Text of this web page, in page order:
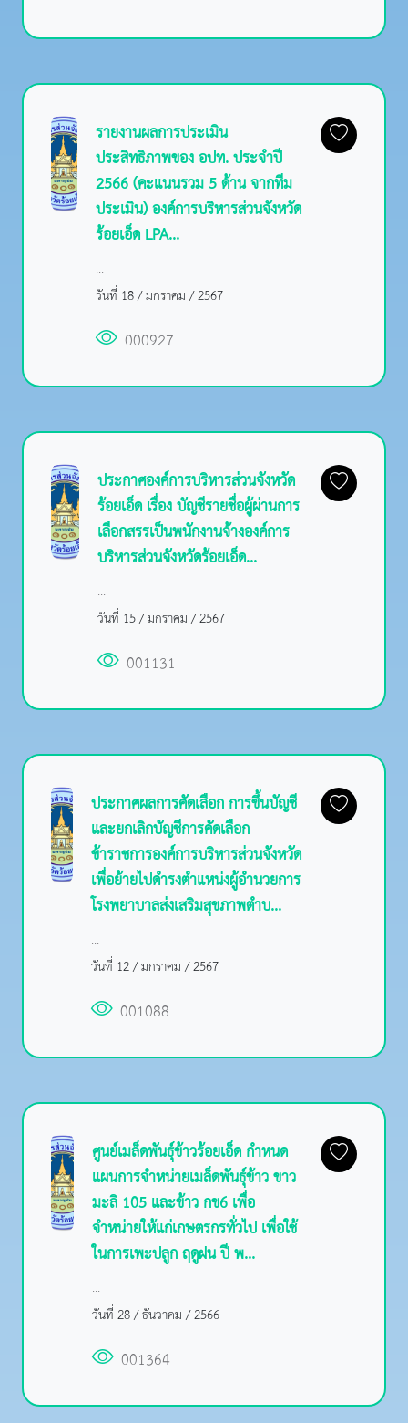
รายงานผลการประเมิน
ประสิทธิภาพของ อปท. ประจำปี
2566 (คะแนนรวม 5 ด้าน จากทีม
ประเมิน) องค์การบริหารส่วนจังหวัด
ร้อยเอ็ด LPA...
...
วันที่ 18 / มกราคม / 2567
000927
ประกาศองค์การบริหารส่วนจังหวัด
ร้อยเอ็ด เรื่อง บัญชีรายชื่อผู้ผ่านการ
เลือกสรรเป็นพนักงานจ้างองค์การ
บริหารส่วนจังหวัดร้อยเอ็ด...
...
วันที่ 15 / มกราคม / 2567
001131
ประกาศผลการคัดเลือก การขึ้นบัญชี
และยกเลิกบัญชีการคัดเลือก
ข้าราชการองค์การบริหารส่วนจังหวัด
เพื่อย้ายไปดำรงตำแหน่งผู้อำนวยการ
โรงพยาบาลส่งเสริมสุขภาพตำบ...
...
วันที่ 12 / มกราคม / 2567
001088
ศูนย์เมล็ดพันธุ์ข้าวร้อยเอ็ด กำหนด
แผนการจำหน่ายเมล็ดพันธุ์ข้าว ขาว
มะลิ 105 และข้าว กข6 เพื่อ
จำหน่ายให้แก่เกษตรกรทั่วไป เพื่อใช้
ในการเพะปลูก ฤดูฝน ปี พ...
...
วันที่ 28 / ธันวาคม / 2566
001364